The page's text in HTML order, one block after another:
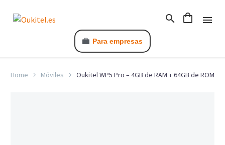
Para empresas
Home Móviles Oukitel WP5 Pro – 4GB de RAM + 64GB de ROM